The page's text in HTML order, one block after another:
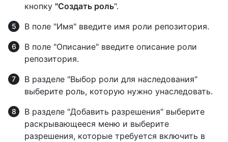
кнопку "Создать роль".
В поле "Имя" введите имя роли репозитория.
В поле "Описание" введите описание роли
репозитория.
В разделе "Выбор роли для наследования"
выберите роль, которую нужно унаследовать.
В разделе "Добавить разрешения" выберите
раскрывающееся меню и выберите
разрешения, которые требуется включить в